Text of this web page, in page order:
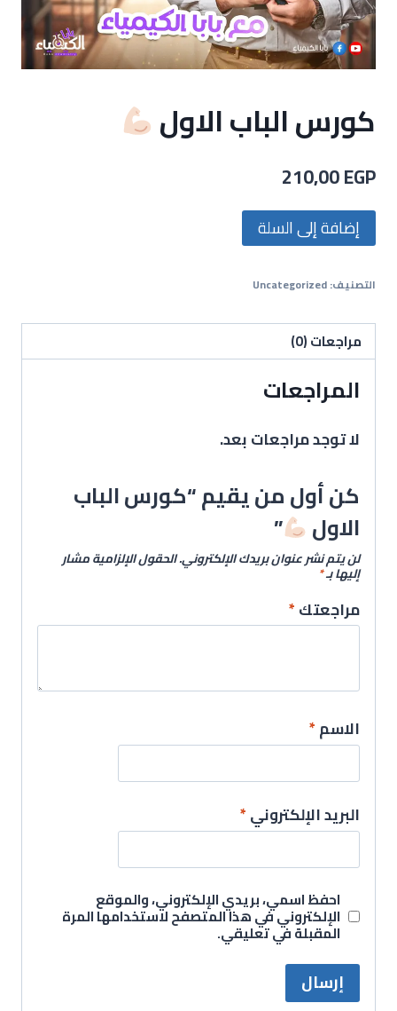
كورس الباب الاول
210,00EGP
إضافة إلى السلة
التصنيف:Uncategorized
مراجعات (0)
المراجعات
لا توجد مراجعات بعد.
كن أول من يقيم “كورس الباب
الاول
”
لن يتم نشر عنوان بريدك الإلكتروني.الحقول الإلزامية مشار
إليها بـ*
مراجعتك*
الاسم*
البريد الإلكتروني*
احفظ اسمي، بريدي الإلكتروني، والموقع
الإلكتروني في هذا المتصفح لاستخدامها المرة
المقبلة في تعليقي.